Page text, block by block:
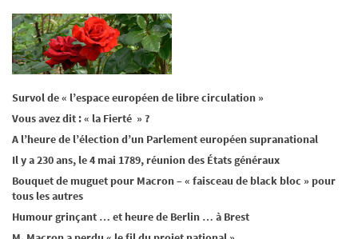
Survol de « l’espace européen de libre circulation »
Vous avez dit : « la Fierté » ?
A l’heure de l’élection d’un Parlement européen supranational
Il y a 230 ans, le 4 mai 1789, réunion des États généraux
Bouquet de muguet pour Macron – « faisceau de black bloc » pour
tous les autres
Humour grinçant … et heure de Berlin … à Brest